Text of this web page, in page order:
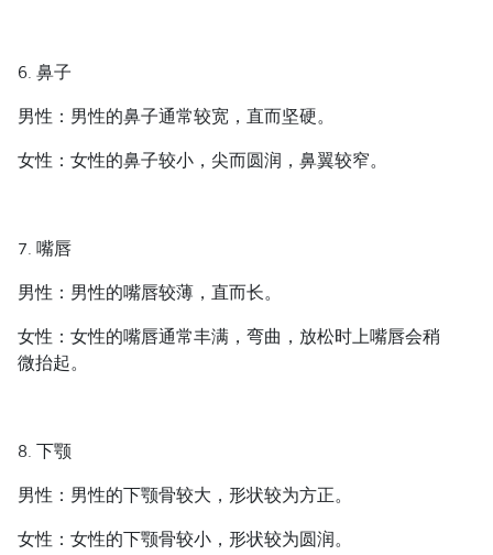
6. 鼻子
男性：男性的鼻子通常较宽，直而坚硬。
女性：女性的鼻子较小，尖而圆润，鼻翼较窄。
7. 嘴唇
男性：男性的嘴唇较薄，直而长。
女性：女性的嘴唇通常丰满，弯曲，放松时上嘴唇会稍
微抬起。
8. 下颚
男性：男性的下颚骨较大，形状较为方正。
女性：女性的下颚骨较小，形状较为圆润。